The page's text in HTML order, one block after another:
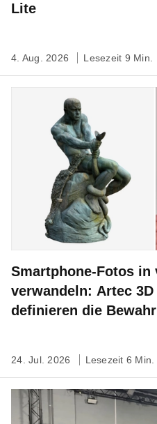
Lite
4. Aug. 2026 Lesezeit 9 Min.
Smartphone-Fotos in
verwandeln: Artec
definieren die
24. Jul. 2026 Lesezeit 6 Min.